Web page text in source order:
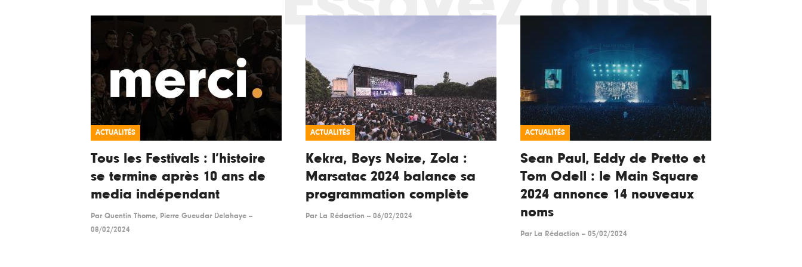
ACTUALITÉS
Tous les Festivals : l’histoire
se termine après 10 ans de
media indépendant
Par Quentin Thome, Pierre Gueudar Delahaye --
08/02/2024
ACTUALITÉS
Kekra, Boys Noize, Zola :
Marsatac 2024 balance sa
programmation complète
Par La Rédaction -- 06/02/2024
ACTUALITÉS
Sean Paul, Eddy de Pretto et
Tom Odell : le Main Square
2024 annonce 14 nouveaux
noms
Par La Rédaction -- 05/02/2024